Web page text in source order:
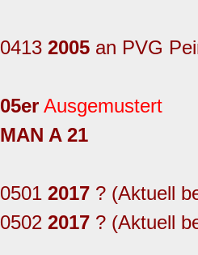
0413 2005an PVG
05er Ausgemustert
MAN A 21
0501 2017? (Aktuell
0502 2017? (Aktuell